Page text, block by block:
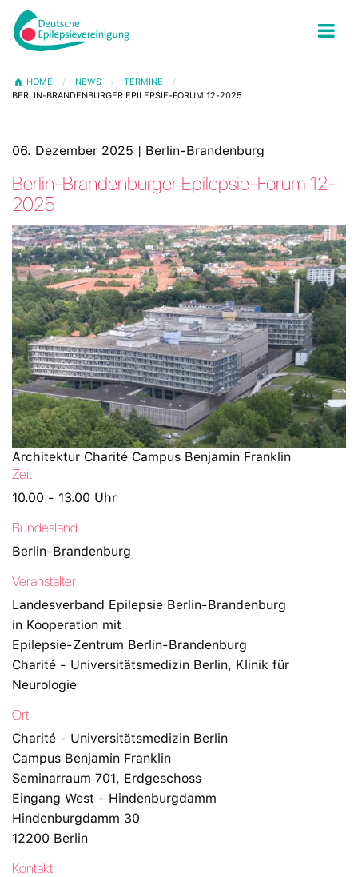
HOME NEWS
TERMINE
BERLIN-BRANDENBURGER EPILEPSIE-FORUM 12-2025
06. Dezember 2025 | Berlin-Brandenburg
Berlin-Brandenburger Epilepsie-Forum 12-
2025
Architektur Charité Campus Benjamin Franklin
Zeit
10.00 - 13.00 Uhr
Bundesland
Berlin-Brandenburg
Veranstalter
Landesverband Epilepsie Berlin-Brandenburg
in Kooperation mit
Epilepsie-Zentrum Berlin-Brandenburg
Charité - Universitätsmedizin Berlin, Klinik für
Neurologie
Ort
Charité - Universitätsmedizin Berlin
Campus Benjamin Franklin
Seminarraum 701, Erdgeschoss
Eingang West - Hindenburgdamm
Hindenburgdamm 30
12200 Berlin
Kontakt